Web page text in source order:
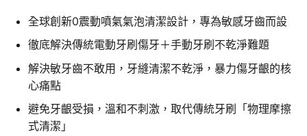
全球創新0震動噴氣氣泡清潔設計，專為敏感牙齒而設
徹底解決傳統電動牙刷傷牙＋手動牙刷不乾淨難題
解決敏牙齒不敢用，牙縫清潔不乾淨，暴力傷牙齦的核
心痛點
避免牙齦受損，溫和不刺激，取代傳統牙刷「物理摩擦
式清潔」